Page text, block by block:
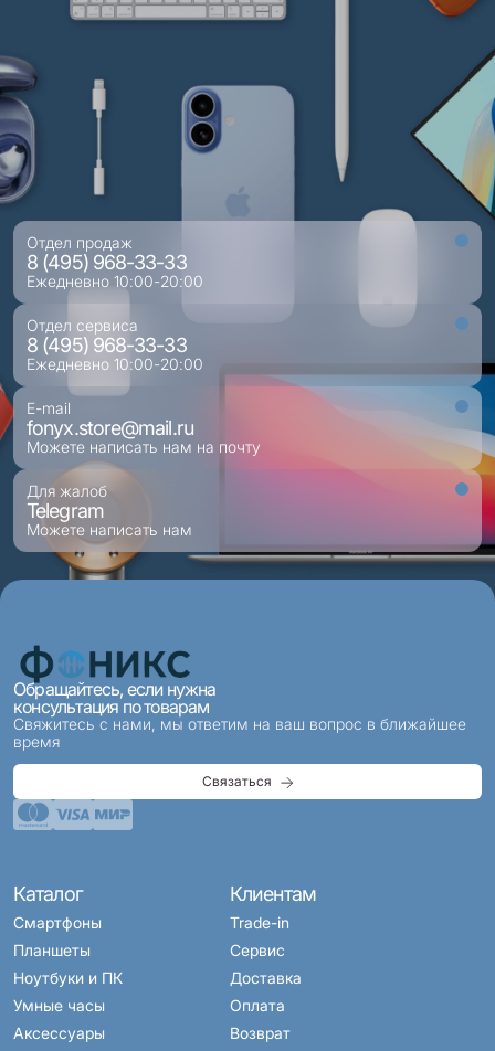
Отдел продаж
8 (495) 968-33-33
Ежедневно 10:00-20:00
Отдел сервиса
8 (495) 968-33-33
Ежедневно 10:00-20:00
E-mail
fonyx.store@mail.ru
Можете написать нам на почту
Для жалоб
Telegram
Можете написать нам
Обращайтесь, если нужна
консультация по товарам
Свяжитесь с нами, мы ответим на ваш вопрос в ближайшее
время
Связаться
Каталог
Смартфоны
Планшеты
Ноутбуки и ПК
Умные часы
Аксессуары
Клиентам
Trade-in
Сервис
Доставка
Оплата
Возврат